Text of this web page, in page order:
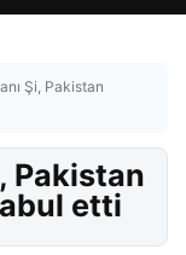
Şi, Pakistan
Pakistan
etti